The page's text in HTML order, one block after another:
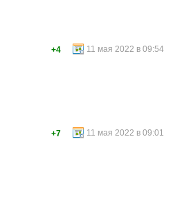
11 мая 2022 в 09:54
+4
11 мая 2022 в 09:01
+7